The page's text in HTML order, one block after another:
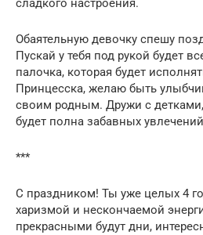
сладкого настроения.
Обаятельную девочку спешу
Пускай у тебя под рукой будет
палочка, которая будет
Принцесска, желаю быть
своим родным. Дружи с
будет полна забавных
***
С праздником! Ты уже целых 4
харизмой и нескончаемой
прекрасными будут дни,